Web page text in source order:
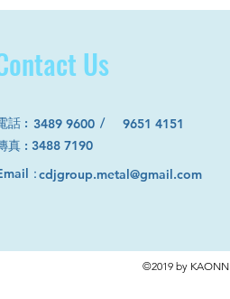
9651 4151
話 : /
：cdjgroup.metal@gmail.com
Us
3489 9600
真 : 3488 7190
©2019 by KAONN